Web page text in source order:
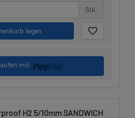
Stk.
legen
mit
H2 5/10mm SANDWICH